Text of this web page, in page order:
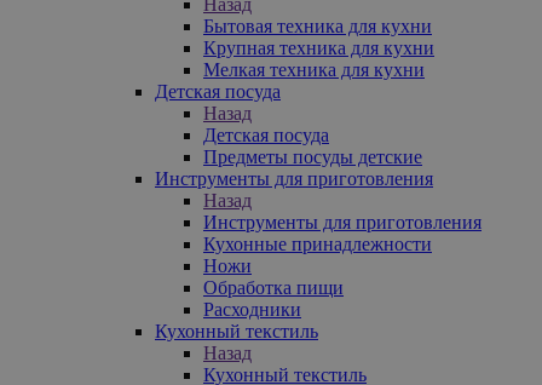
Бытовая техника для кухни
Крупная техника для кухни
Мелкая техника для кухни
Детская посуда
Назад
Детская посуда
Предметы посуды детские
Инструменты для приготовления
Назад
Инструменты для приготовления
Кухонные принадлежности
Ножи
Обработка пищи
Расходники
Кухонный текстиль
Назад
Кухонный текстиль